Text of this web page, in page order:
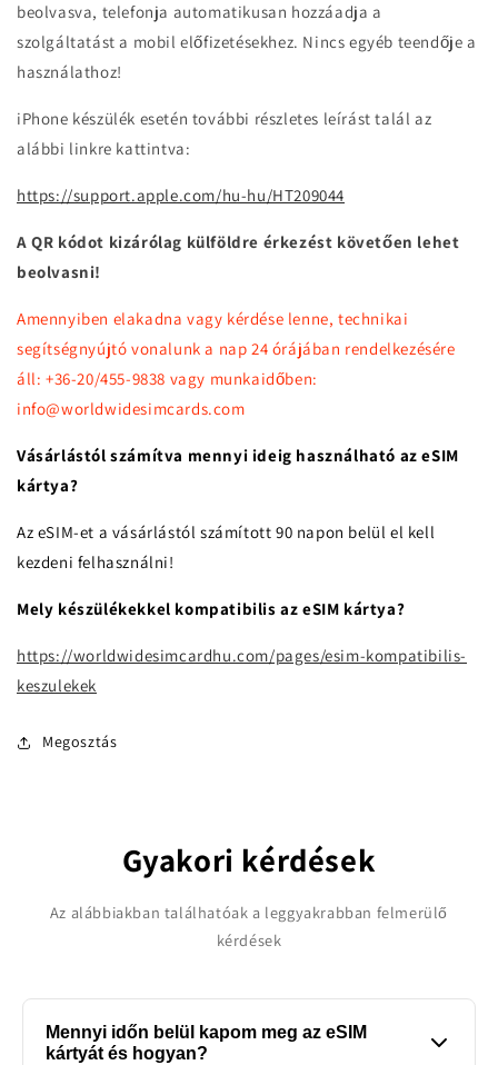
beolvasva, telefonja automatikusan hozzáadja a
szolgáltatást a mobil előfizetésekhez. Nincs egyéb teendője a
használathoz!
iPhone készülék esetén további részletes leírást talál az
alábbi linkre kattintva:
https://support.apple.com/hu-hu/HT209044
A QR kódot kizárólag külföldre érkezést követően lehet
beolvasni!
Amennyiben elakadna vagy kérdése lenne, technikai
segítségnyújtó vonalunk a nap 24 órájában rendelkezésére
áll: +36-20/455-9838 vagy munkaidőben:
info@worldwidesimcards.com
Vásárlástól számítva mennyi ideig használható az eSIM
kártya?
Az eSIM-et a vásárlástól számított 90 napon belül el kell
kezdeni felhasználni!
Mely készülékekkel kompatibilis az eSIM kártya?
https://worldwidesimcardhu.com/pages/esim-kompatibilis-
keszulekek
Megosztás
Gyakori kérdések
Az alábbiakban találhatóak a leggyakrabban felmerülő
kérdések
Mennyi időn belül kapom meg az eSIM
kártyát és hogyan?